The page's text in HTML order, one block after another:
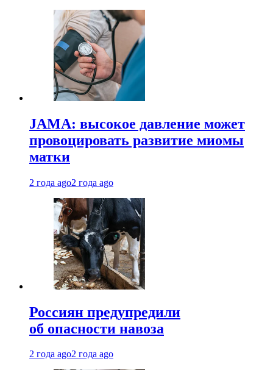
JAMA: высокое давление может
провоцировать развитие миомы
матки
2 года ago2 года ago
Россиян предупредили
об опасности навоза
2 года ago2 года ago